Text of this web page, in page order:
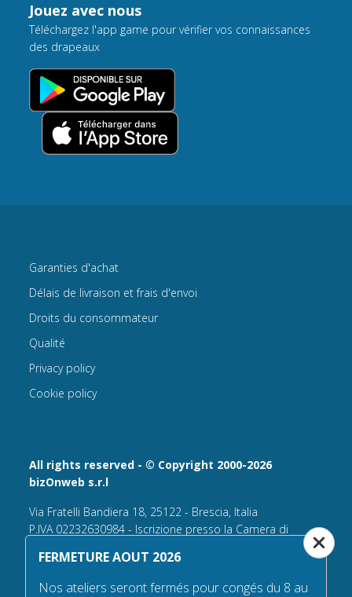
Jouez avec nous
Téléchargez l'app game pour vérifier vos connaissances
des drapeaux
All rights reserved - © Copyright 2000-2026
bizOnweb s.r.l
Via Fratelli Bandiera 18, 25122 - Brescia, Italia
P.IVA 02232630984 - Iscrizione presso la Camera di
n° REA 432569 Capitale sociale versato Euro 25.000,00.
Tel +39.030 6394506
Garanties d'achat
Délais de livraison et frais d'envoi
Droits du consommateur
Qualité
Privacy policy
Cookie policy
FERMETURE AOUT 2026
Nos ateliers seront fermés pour congés du 8 au